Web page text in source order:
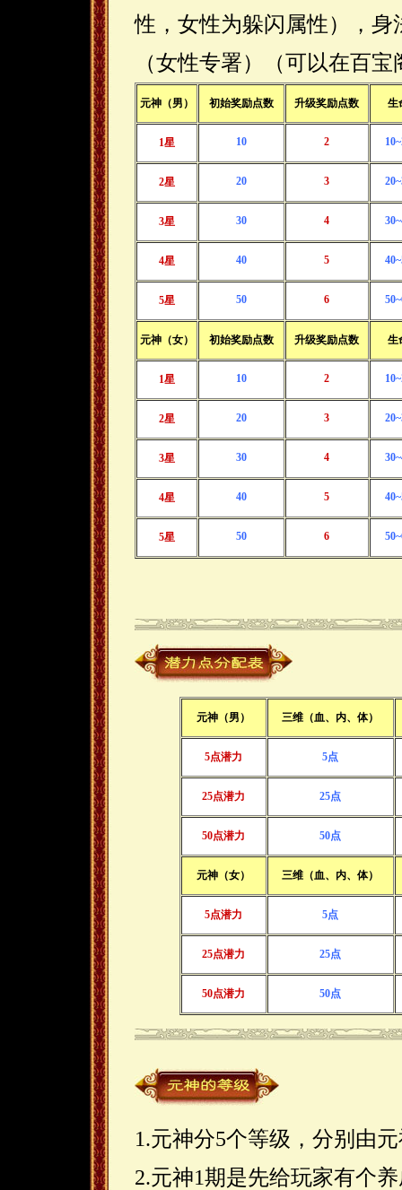
性，女性为躲闪属性），
（女性专署）（可以在百
元神（男） 初始奖励点数 升级奖励点数 生
1星 10 2
2星 20 3
3星 30 4
4星 40 5
5星 50 6
元神（女） 初始奖励点数 升级奖励点数 生
1星 10 2
2星 20 3
3星 30 4
4星 40 5
5星 50 6
元神（男） 三维（血、内、体）
5点潜力 5点
25点潜力 25点
50点潜力 50点
元神（女） 三维（血、内、体）
5点潜力 5点
25点潜力 25点
50点潜力 50点
1.元神分5个等级，分别由
2.元神1期是先给玩家有个